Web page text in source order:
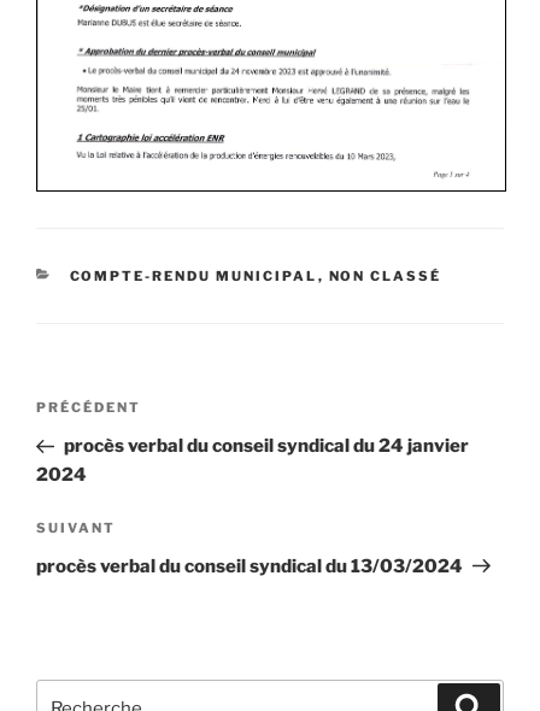
COMPTE-RENDU MUNICIPAL , NON CLASSÉ
PRÉCÉDENT
procès verbal du conseil syndical du 24 janvier
2024
SUIVANT
procès verbal du conseil syndical du 13/03/2024